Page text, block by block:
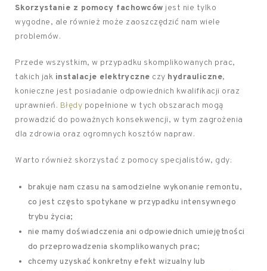
Skorzystanie z pomocy fachowców jest nie tylko
wygodne, ale również może zaoszczędzić nam wiele
problemów.
Przede wszystkim, w przypadku skomplikowanych prac,
takich jak instalacje elektryczne czy hydrauliczne,
konieczne jest posiadanie odpowiednich kwalifikacji oraz
uprawnień. Błędy popełnione w tych obszarach mogą
prowadzić do poważnych konsekwencji, w tym zagrożenia
dla zdrowia oraz ogromnych kosztów napraw.
Warto również skorzystać z pomocy specjalistów, gdy:
brakuje nam czasu na samodzielne wykonanie remontu,
co jest często spotykane w przypadku intensywnego
trybu życia;
nie mamy doświadczenia ani odpowiednich umiejętności
do przeprowadzenia skomplikowanych prac;
chcemy uzyskać konkretny efekt wizualny lub